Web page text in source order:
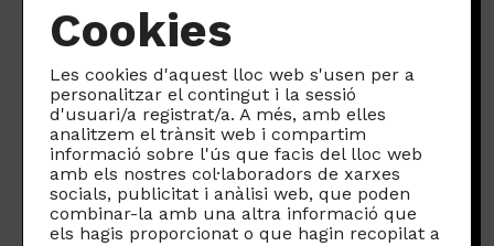
Cookies
Les cookies d'aquest lloc web s'usen per a
personalitzar el contingut i la sessió
d'usuari/a registrat/a. A més, amb elles
analitzem el trànsit web i compartim
informació sobre l'ús que facis del lloc web
amb els nostres col·laboradors de xarxes
socials, publicitat i anàlisi web, que poden
combinar-la amb una altra informació que
els hagis proporcionat o que hagin recopilat a
menors a casa,una opció molt efectiva
és aplicar el filtratge oficial de l’INCIBE
(Institut Nacional de Ciberseguretat)
directament al router. D’aquesta manera,
quan els mòbils es connectin a la xarxa
de casa, no podran accedir a les pàgines
web que estiguin bloquejades. Aquest
sistema és més difícil de saltar per part